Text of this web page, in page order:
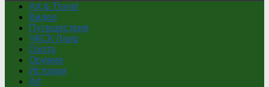
Art & Travel
Видео
Путешествия
ЧКСК Лаир
Охота
Оружие
Истории
Art